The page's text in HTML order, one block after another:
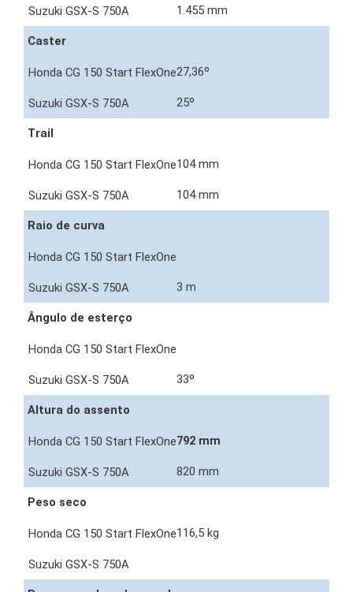
1.455 mm
Caster
27,36º
25º
Trail
104 mm
104 mm
Raio de curva
3 m
Ângulo de esterço
33º
Altura do assento
792 mm
820 mm
Peso seco
116,5 kg